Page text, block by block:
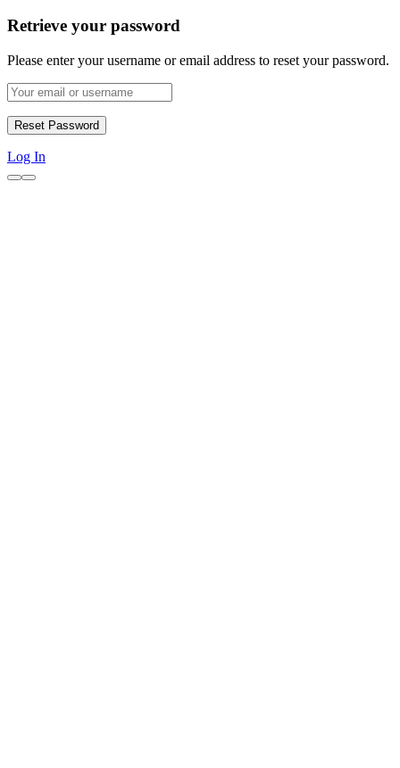
Retrieve your password
Please enter your username or email address to reset your password.
Log In